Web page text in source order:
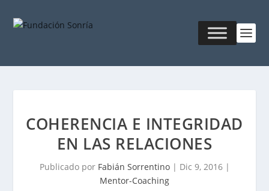
COHERENCIA E INTEGRIDAD
EN LAS RELACIONES
Publicado por Fabián Sorrentino| Dic 9, 2016|
Mentor-Coaching